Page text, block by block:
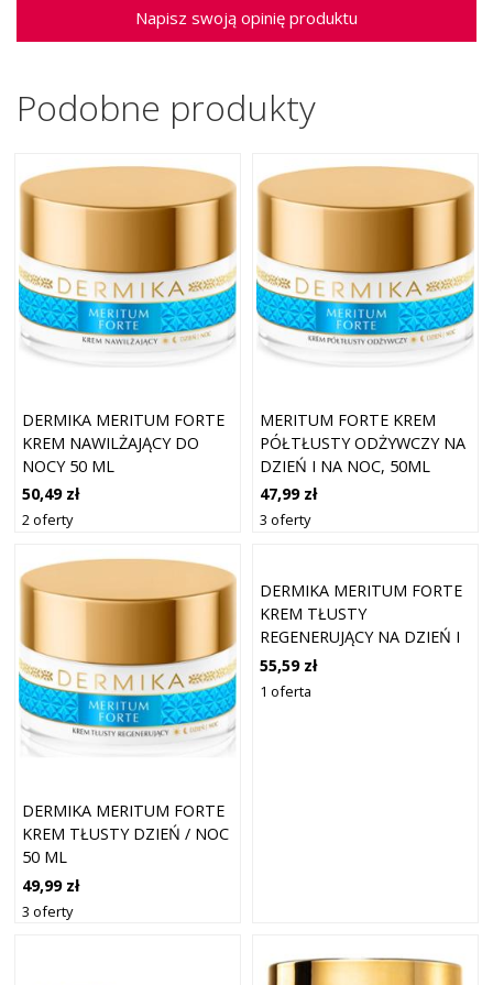
Napisz swoją opinię produktu
Podobne produkty
DERMIKA MERITUM FORTE
KREM NAWILŻAJĄCY DO
NOCY 50 ML
50,49 zł
2 oferty
MERITUM FORTE KREM
PÓŁTŁUSTY ODŻYWCZY NA
DZIEŃ I NA NOC, 50ML
47,99 zł
3 oferty
DERMIKA MERITUM FORTE
KREM TŁUSTY DZIEŃ / NOC
50 ML
49,99 zł
3 oferty
DERMIKA MERITUM FORTE
KREM TŁUSTY
REGENERUJĄCY NA DZIEŃ I
NOC KREMY
PRZECIWZMARSZCZKOWE
55,59 zł
1 oferta